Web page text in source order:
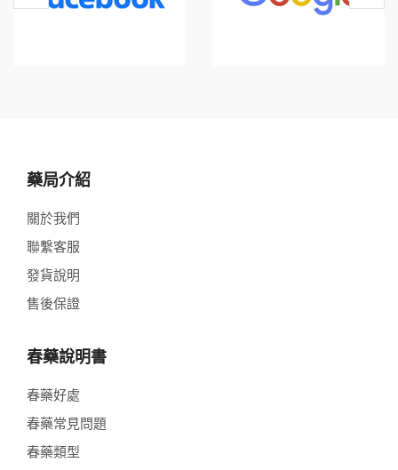
藥局介紹
關於我們
聯繫客服
發貨說明
售後保證
春藥說明書
春藥好處
春藥常見問題
春藥類型